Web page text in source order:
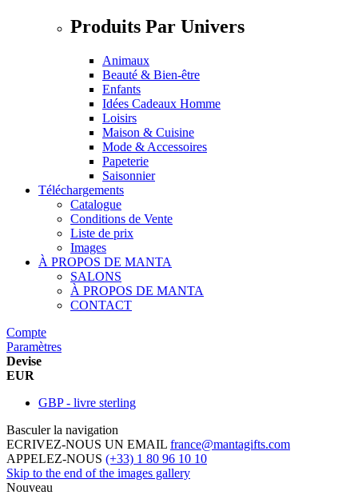
Produits Par Univers
Animaux
Beauté & Bien-être
Enfants
Idées Cadeaux Homme
Loisirs
Maison & Cuisine
Mode & Accessoires
Papeterie
Saisonnier
Téléchargements
Catalogue
Conditions de Vente
Liste de prix
Images
À PROPOS DE MANTA
SALONS
À PROPOS DE MANTA
CONTACT
Compte
Paramètres
Devise
EUR
GBP - livre sterling
Basculer la navigation
ECRIVEZ-NOUS UN EMAIL france@mantagifts.com
APPELEZ-NOUS (+33) 1 80 96 10 10
Skip to the end of the images gallery
Nouveau